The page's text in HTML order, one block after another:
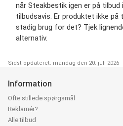
når Steakbestik igen er på
tilbudsavis. Er produktet ikke på
stadig brug for det? Tjek
alternativ.
Sidst opdateret: mandag den 20. juli 2026
Information
Ofte stillede spørgsmål
Reklamér?
Alle tilbud